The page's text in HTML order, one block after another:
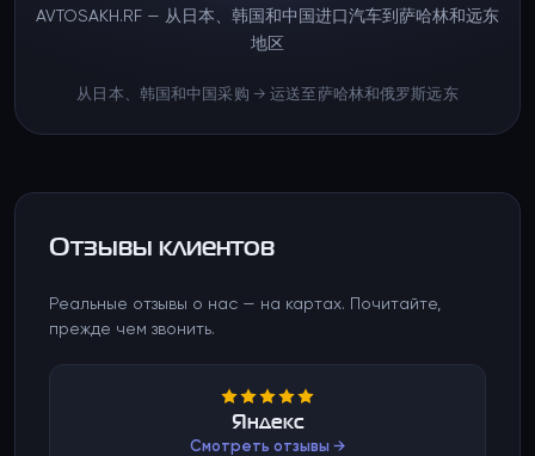
AVTOSAKH.RF — 从日本、韩国和中国进口汽车到萨哈林和远东
地区
从日本、韩国和中国采购 → 运送至萨哈林和俄罗斯远东
Отзывы клиентов
Реальные отзывы о нас — на картах. Почитайте,
прежде чем звонить.
Яндекс
Смотреть отзывы →